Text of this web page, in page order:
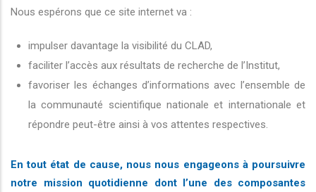
Nous espérons que ce site internet va :
impulser davantage la visibilité du CLAD,
faciliter l’accès aux résultats de recherche de l’Institut,
favoriser les échanges d’informations avec l’ensemble de
la communauté scientifique nationale et internationale et
répondre peut-être ainsi à vos attentes respectives.
En tout état de cause, nous nous engageons à poursuivre
notre mission quotidienne dont l’une des composantes